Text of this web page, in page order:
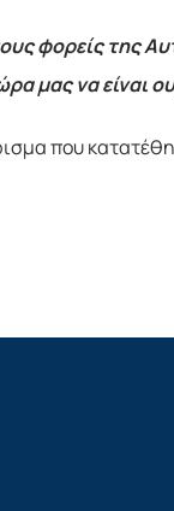
φορείς της
μας να είναι
που